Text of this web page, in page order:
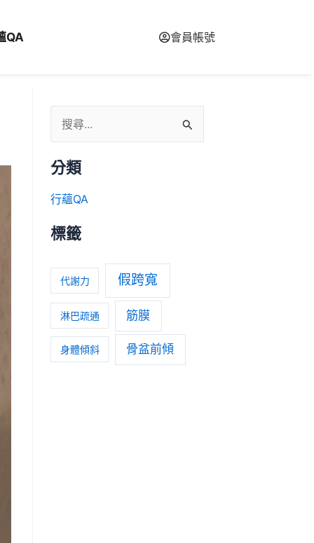
QA 會員帳號
分類
行蘊QA
標籤
代謝力 假跨寬
淋巴疏通 筋膜
身體傾斜 骨盆前傾